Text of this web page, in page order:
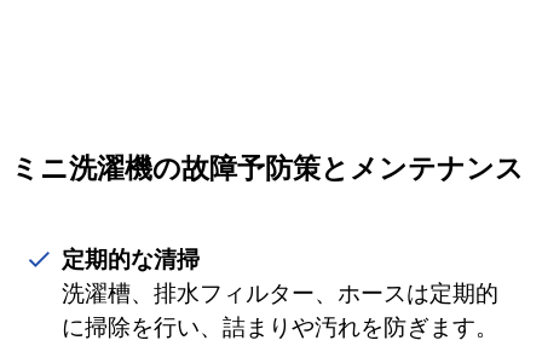
ミニ洗濯機の故障予防策とメンテナンス
定期的な清掃
洗濯槽、排水フィルター、ホースは定期的
に掃除を行い、詰まりや汚れを防ぎます。